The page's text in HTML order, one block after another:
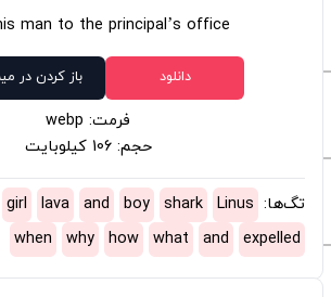
man to the principal’s office
دانلود باز کردن در
فرمت: webp
حجم: 106 کیلوبایت
تگ‌ها: Linus
shark
boy
and
lava
girl
expelled
and
what
how
why
when